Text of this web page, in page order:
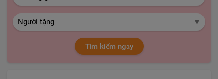
Tìm kiếm ngay